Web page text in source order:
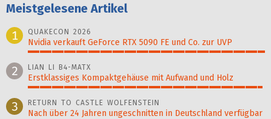
Meistgelesene Artikel
1
QUAKECON 2026
Nvidia verkauft GeForce RTX 5090 FE und Co. zur UVP
100%
2 LIAN LI B4-MATX
Erstklassiges Kompaktgehäuse mit Aufwand und Holz
99%
3 RETURN TO CASTLE WOLFENSTEIN
Nach über 24 Jahren ungeschnitten in Deutschland verfügbar